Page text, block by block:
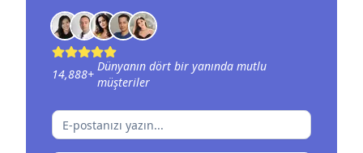
14,888+
Dünyanın dört bir yanında mutlu
müşteriler